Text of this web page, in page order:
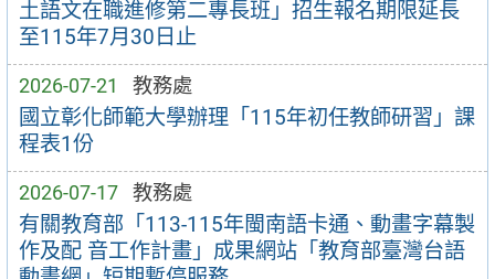
土語文在職進修第二專長班」招生報名期限延長
至115年7月30日止
2026-07-21 教務處
國立彰化師範大學辦理「115年初任教師研習」課
程表1份
2026-07-17 教務處
有關教育部「113-115年閩南語卡通、動畫字幕製
作及配 音工作計畫」成果網站「教育部臺灣台語